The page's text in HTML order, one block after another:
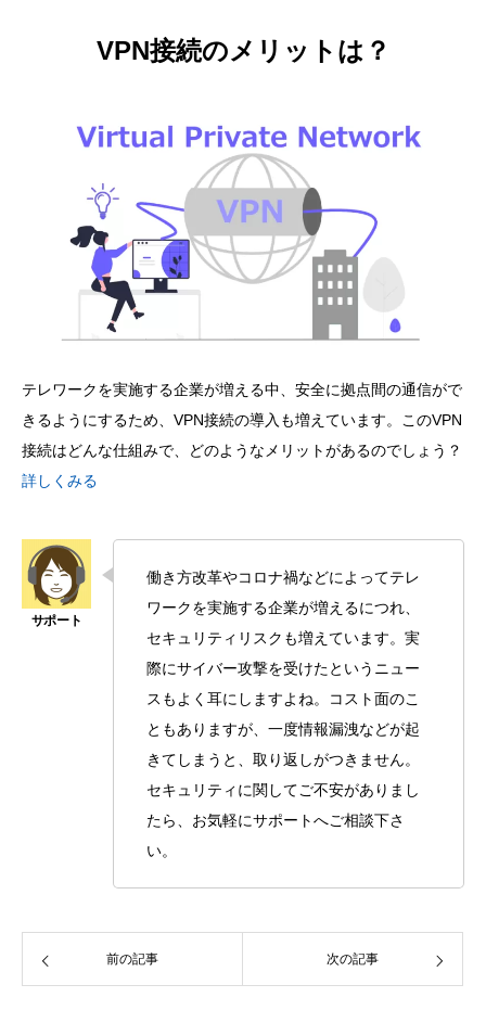
VPN接続のメリットは？
テレワークを実施する企業が増える中、安全に拠点間の通信がで
きるようにするため、VPN接続の導入も増えています。このVPN
接続はどんな仕組みで、どのようなメリットがあるのでしょう？
詳しくみる
働き方改革やコロナ禍などによってテレ
ワークを実施する企業が増えるにつれ、
セキュリティリスクも増えています。実
際にサイバー攻撃を受けたというニュー
スもよく耳にしますよね。コスト面のこ
ともありますが、一度情報漏洩などが起
きてしまうと、取り返しがつきません。
セキュリティに関してご不安がありまし
たら、お気軽にサポートへご相談下さ
い。
前の記事 次の記事